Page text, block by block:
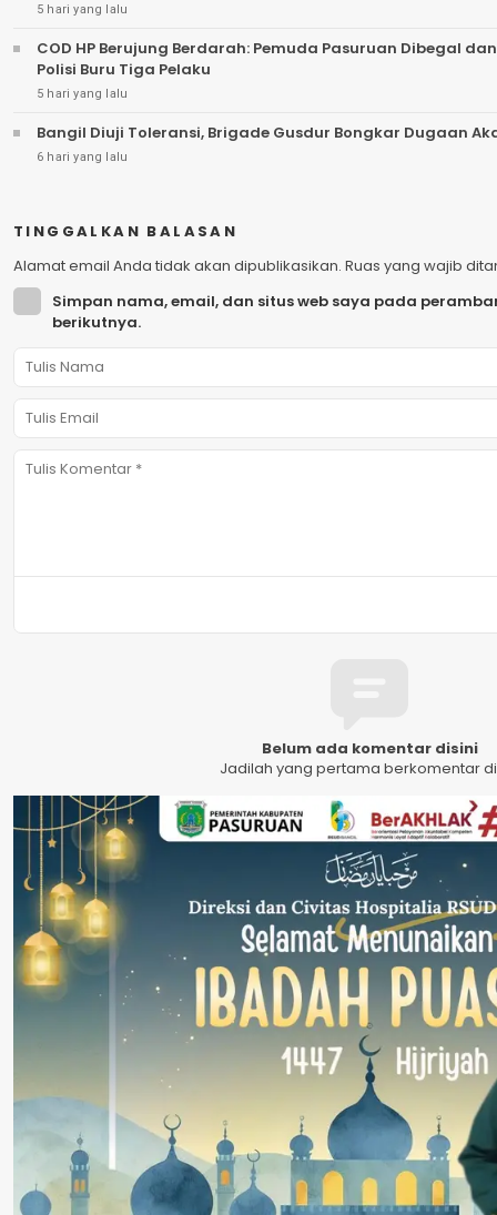
5 hari yang lalu
COD HP Berujung Berdarah: Pemuda Pasuruan Dibegal
Polisi Buru Tiga Pelaku
5 hari yang lalu
Bangil Diuji Toleransi, Brigade Gusdur Bongkar Dugaan
6 hari yang lalu
TINGGALKAN BALASAN
Alamat email Anda tidak akan dipublikasikan. Ruas yang wajib
Simpan nama, email, dan situs web saya pada
berikutnya.
Belum ada komentar disini
Jadilah yang pertama berkomentar